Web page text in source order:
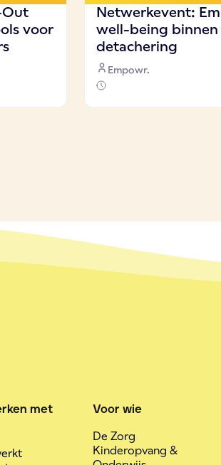
Out
voor
Netwerkevent:
well-being binnen
detachering
Empowr.
met
Voor wie
De Zorg
Kinderopvang &